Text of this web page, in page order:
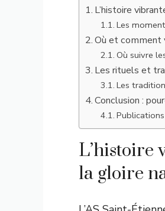
L’histoire
Les
Où et comment
Où suivre
Les rituels et
Les
Conclusion :
L’histoire
la gloire